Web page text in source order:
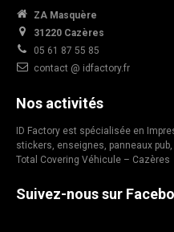
ZA Masquère
31220 Cazères
05 61 87 55 85
contact @ idfactory.fr
Nos activités
ID Factory est spécialisée en
stickers, enseignes, panneaux
Total Covering Véhicule – Cazères
Suivez-nous sur